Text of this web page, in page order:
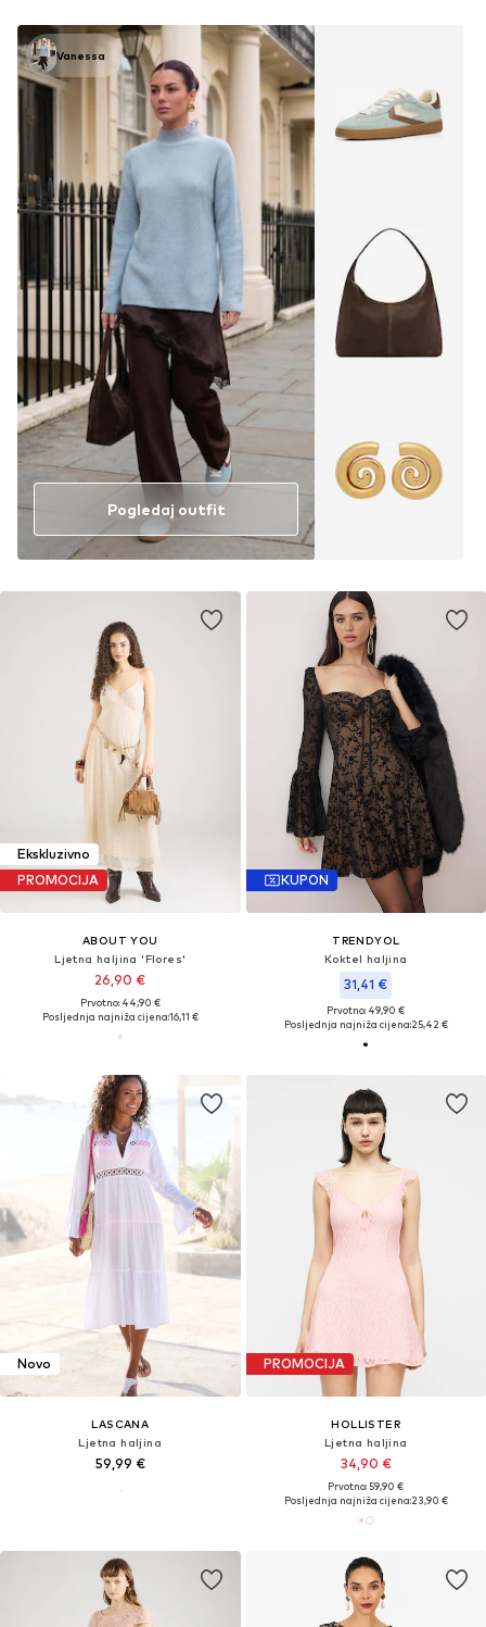
Vanessa
Pogledaj outfit
Ekskluzivno
PROMOCIJA
ABOUT YOU
Ljetna haljina 'Flores'
26,90 €
Prvotno: 44,90 €
Posljednja najniža cijena:16,11 €
KUPON
TRENDYOL
Koktel haljina
31,41 €
Prvotno: 49,90 €
Posljednja najniža cijena:25,42 €
Novo
LASCANA
Ljetna haljina
59,99 €
PROMOCIJA
HOLLISTER
Ljetna haljina
34,90 €
Prvotno: 59,90 €
Posljednja najniža cijena:23,90 €